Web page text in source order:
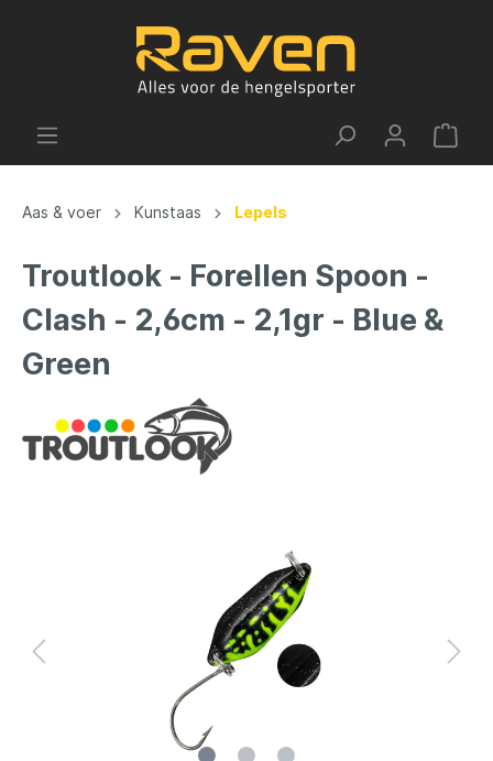
Aas & voer Kunstaas Lepels
Troutlook - Forellen Spoon -
Clash - 2,6cm - 2,1gr - Blue &
Green